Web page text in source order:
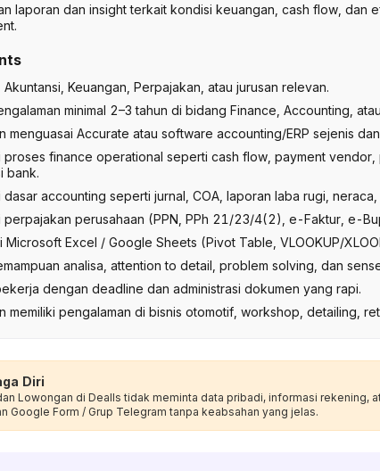
laporan dan insight terkait kondisi keuangan, cash flow, dan
Akuntansi, Keuangan, Perpajakan, atau jurusan relevan.
minimal 2–3 tahun di bidang Finance, Accounting,
menguasai Accurate atau software accounting/ERP sejenis
proses finance operational seperti cash flow, payment
bank.
dasar accounting seperti jurnal, COA, laporan laba rugi,
perpajakan perusahaan (PPN, PPh 21/23/4(2), e-Faktur, e-
Microsoft Excel / Google Sheets (Pivot Table, VLOOKUP/
analisa, attention to detail, problem solving, dan
dengan deadline dan administrasi dokumen yang rapi.
memiliki pengalaman di bisnis otomotif, workshop, detailing,
Diri
Lowongan di Dealls tidak meminta data pribadi, informasi rekening,
Google Form / Grup Telegram tanpa keabsahan yang jelas.